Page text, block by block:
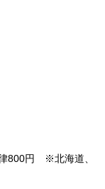
800円 ※北海道、